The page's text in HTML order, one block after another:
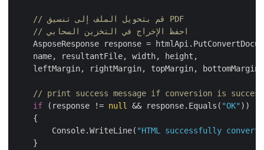
// قم بتحويل الملف إلى تنسيق PDF
// احفظ الإخراج في التخزين السحابي
AsposeResponse response =
    name, resultantFile, width, height,
leftMargin, rightMargin, topMargin,
// print success message if conversion is
if (response != null && response.Equals("OK" ))
    {
        Console.WriteLine(
"HTML successfully
    }